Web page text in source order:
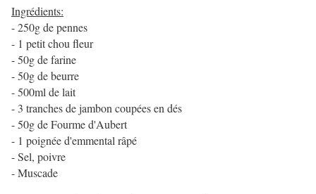
Ingrédients:
- 250g de pennes
- 1 petit chou fleur
- 50g de farine
- 50g de beurre
- 500ml de lait
- 3 tranches de jambon coupées en dés
- 50g de Fourme d'Aubert
- 1 poignée d'emmental râpé
- Sel, poivre
- Muscade